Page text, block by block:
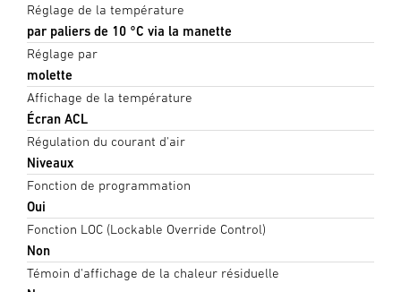
Réglage de la température
par paliers de 10 °C via la manette
Réglage par
molette
Affichage de la température
Écran ACL
Régulation du courant d'air
Niveaux
Fonction de programmation
Oui
Fonction LOC (Lockable Override Control)
Non
Témoin d'affichage de la chaleur résiduelle